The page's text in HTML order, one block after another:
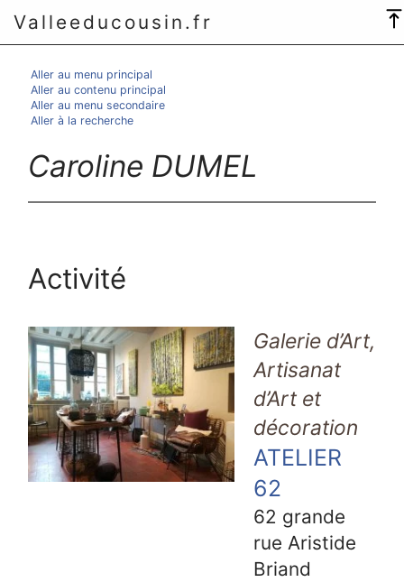
Valleeducousin.fr
Aller au menu principal
Aller au contenu principal
Aller au menu secondaire
Aller à la recherche
Caroline DUMEL
Activité
Galerie d’Art,
Artisanat
d’Art et
décoration
ATELIER
62
62 grande
rue Aristide
Briand